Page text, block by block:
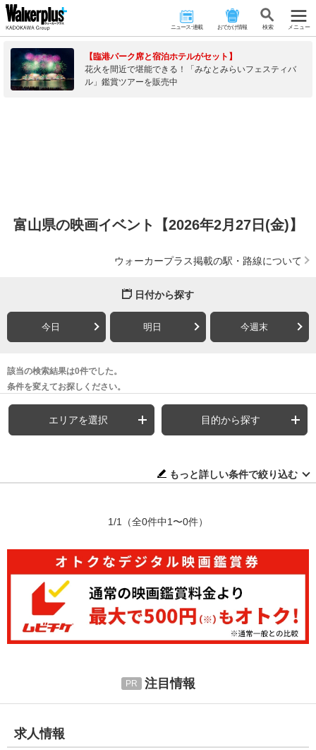
ニュース･連載 おでかけ情報 検 索 メニュー
【臨港パーク席と宿泊ホテルがセット】
花火を間近で堪能できる！「みなとみらいフェスティバ
ル」鑑賞ツアーを販売中
富山県の映画イベント【2026年2月27日(金)】
ウォーカープラス掲載の駅・路線について
日付から探す
今日 明日 今週末
該当の検索結果は0件でした。
条件を変えてお探しください。
エリアを選択 目的から探す
もっと詳しい条件で絞り込む
1/1 （全0件中1〜0件）
注目情報
求人情報